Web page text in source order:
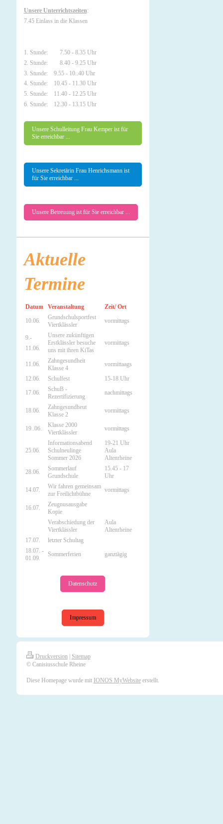
Unsere Unterrichtszeiten:
7.45 Einlass in die Klassen
1. Stunde: 7.50 - 8.35 Uhr
2. Stunde: 8.40 - 9.25 Uhr
3. Stunde: 9.55 - 10..40 Uhr
4. Stunde: 10.45 - 11.30 Uhr
5. Stunde: 11.40 - 12.25 Uhr
6. Stunde: 12.30 - 13.15 Uhr
Unsere Schulleitung Frau Kemper ist für
Sie erreichbar ...
Unsere Sekretärin Frau Henrichsmann ist
für Sie erreichbar ...
Unsere Betreuung ist für Sie erreichbar ...
Aktuelle
Termine
Datum Veranstaltung Zeit/ Ort
10.06.
Grundschulsportfest
Viertklässler
vormittags
9.-
11.06.
Unsere zukünftigen
Erstklässler besuche
uns mit ihren KiTas
vormittags
11.06.
Zahngesundheit
Klasse 4
vormittaags
12.06. Schulfest 15-18 Uhr
17.06.
SchuB -
Rezertifizierung
nachmittags
18.06.
Zahngesundheut
Klasse 2
vormittags
19..06.
Klasse 2000
Viertklässler
vormittags
25.06.
Informationsabend
Schulneulinge
Sommer 2026
19-21 Uhr
Aula
Altenrheine
28.06.
Sommerlauf
Grundschule
15.45 - 17
Uhr
14.07.
Wir fahren gemeinsam
zur Freilichtbühne
vormittags
16.07.
Zeugnusausgabe
Kopie
Verabschiedung der
Viertklässler
Aula
Altenrheine
17.07.
letzter Schultag
18.07. -
01.09.
Sommerferien ganztägig
Datenschutz
Impressum
Druckversion
Sitemap
© Canisiusschule Rheine
Diese Homepage wurde mit IONOS MyWebsiteerstellt.